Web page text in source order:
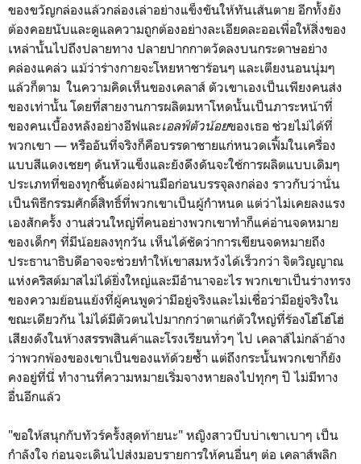
ของขวัญกล่องแล้วกล่องเล่าอย่างแข็งขันให้ทันเส้นตาย อีกทั้งยัง
ต้องคอยนับและดูแลความถูกต้องอย่างละเอียดละออเพื่อให้สิ่งของ
เหล่านั้นไปถึงปลายทาง ปลายปากกาตวัดลงบนกระดาษอย่าง
คล่องแคล่ว แม้ว่าร่างกายจะโหยหาชาร้อนๆ และเตียงนอนนุ่มๆ
แล้วก็ตาม ในความคิดเห็นของเคลาส์ ตัวเขาเองเป็นเพียงคนส่ง
ของเท่านั้น โดยที่สายงานการผลิตมหาโหดนั้นเป็นภาระหน้าที่
ของคนเบื้องหลังอย่างอีฟและเอลฟ์ตัวน้อยของเธอ ช่วยไม่ได้ที่
พวกเขา — หรืออันที่จริงก็คือบรรดาชายแก่หนวดเฟิ้มในเครื่อง
แบบสีแดงเชยๆ ดันหัวแข็งและยังดึงดันจะใช้การผลิตแบบเดิมๆ
ประเภทที่ของทุกชิ้นต้องผ่านมือก่อนบรรจุลงกล่อง ราวกับว่านั่น
เป็นพิธีกรรมศักดิ์สิทธิ์ที่พวกเขาเป็นผู้กำหนด แต่ว่าไม่เคยลงแรง
เองสักครั้ง งานส่วนใหญ่ที่คนอย่างพวกเขาทำก็แค่อ่านจดหมาย
ของเด็กๆ ที่มีน้อยลงทุกวัน เห็นได้ชัดว่าการเขียนจดหมายถึง
ประธานาธิบดีอาจจะช่วยทำให้เขาสมหวังได้เร็วกว่า จิตวิญญาณ
แห่งคริสต์มาสไม่ได้ยิ่งใหญ่และมีอำนาจอะไร พวกเขาเป็นร่างทรง
ของความย้อนแย้งที่ผู้คนพูดว่ามีอยู่จริงและไม่เชื่อว่ามีอยู่จริงใน
ขณะเดียวกัน ไม่ได้มีตัวตนไปมากกว่าตาแก่ตัวใหญ่ที่ร้องโฮ่โฮ่โฮ่
เสียงดังในห้างสรรพสินค้าและโรงเรียนทั่วๆ ไป เคลาส์ไม่กล้าอ้าง
ว่าพวกพ้องของเขาเป็นของแท้ด้วยซ้ำ แต่ถึงกระนั้นพวกเขาก็ยัง
คงอยู่ที่นี่ ทำงานที่ความหมายเริ่มจางหายลงไปทุกๆ ปี ไม่มีทาง
อื่นอีกแล้ว
"ขอให้สนุกกับทัวร์ครั้งสุดท้ายนะ" หญิงสาวบีบบ่าเขาเบาๆ เป็น
กำลังใจ ก่อนจะเดินไปส่งมอบรายการให้คนอื่นๆ ต่อ เคลาส์พลิก